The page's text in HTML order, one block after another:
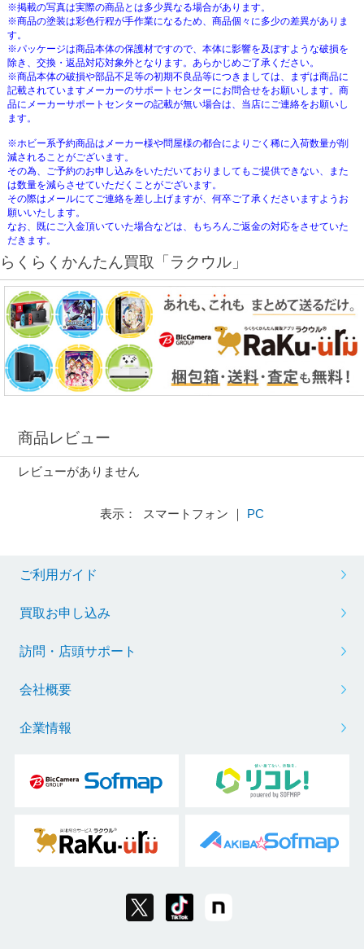
※掲載の写真は実際の商品とは多少異なる場合があります。
※商品の塗装は彩色行程が手作業になるため、商品個々に多少の差異がありま
す。
※パッケージは商品本体の保護材ですので、本体に影響を及ぼすような破損を
除き、交換・返品対応対象外となります。あらかじめご了承ください。
※商品本体の破損や部品不足等の初期不良品等につきましては、まずは商品に
記載されていますメーカーのサポートセンターにお問合せをお願いします。商
品にメーカーサポートセンターの記載が無い場合は、当店にご連絡をお願いし
ます。
※ホビー系予約商品はメーカー様や問屋様の都合によりごく稀に入荷数量が削
減されることがございます。
その為、ご予約のお申し込みをいただいておりましてもご提供できない、また
は数量を減らさせていただくことがございます。
その際はメールにてご連絡を差し上げますが、何卒ご了承くださいますようお
願いいたします。
なお、既にご入金頂いていた場合などは、もちろんご返金の対応をさせていた
だきます。
らくらくかんたん買取「ラクウル」
商品レビュー
レビューがありません
表示： スマートフォン ｜ PC
ご利用ガイド
買取お申し込み
訪問・店頭サポート
会社概要
企業情報